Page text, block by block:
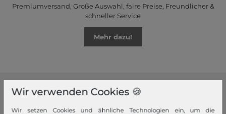
Premiumversand, Große Auswahl, faire Preise, Freundlicher &
schneller Service
Mehr dazu!
modeherz
Wir verwenden Cookies 🍪
Wir setzen Cookies und ähnliche Technologien ein, um die